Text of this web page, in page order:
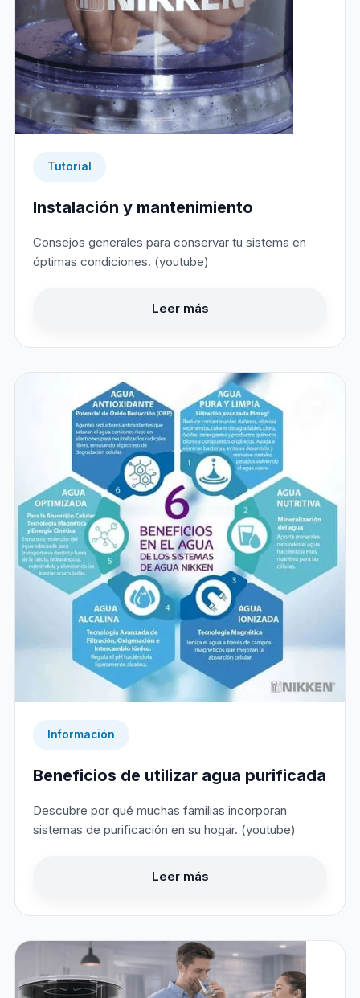
Tutorial
Instalación y mantenimiento
Consejos generales para conservar tu sistema en
óptimas condiciones. (youtube)
Leer más
Información
Beneficios de utilizar agua purificada
Descubre por qué muchas familias incorporan
sistemas de purificación en su hogar. (youtube)
Leer más